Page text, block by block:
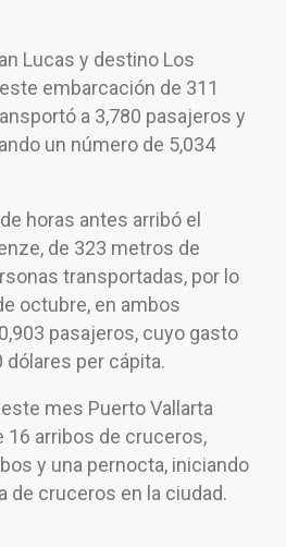
Lucas y destino Los
embarcación de 311
a 3,780 pasajeros y
un número de 5,034
horas antes arribó el
de 323 metros de
transportadas, por lo
octubre, en ambos
pasajeros, cuyo gasto
per cápita.
mes Puerto Vallarta
16 arribos de cruceros,
y una pernocta, iniciando
de cruceros en la ciudad.